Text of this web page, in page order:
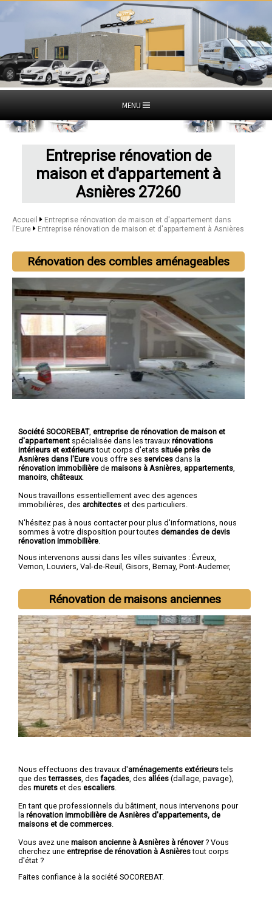
MENU
Entreprise rénovation de
maison et d'appartement à
Asnières 27260
Accueil
Entreprise rénovation de maison et d'appartement dans
l'Eure
Entreprise rénovation de maison et d'appartement à Asnières
Rénovation des combles aménageables
Société SOCOREBAT, entreprise de rénovation de maison et
d'appartement spécialisée dans les travaux rénovations
intérieurs et extérieurstout corps d'etats située près de
Asnières dans l'Eure vous offre ses services dans la
rénovation immobilière de maisons à Asnières appartements
manoirs châteaux.
Nous travaillons essentiellement avec des agences
immobilières, des architectes et des particuliers.
N'hésitez pas à nous contacter pour plus d'informations, nous
sommes à votre disposition pour toutes demandes de devis
rénovation immobilière
Nous intervenons aussi dans les villes suivantes : Évreux,
Vernon, Louviers, Val-de-Reuil , Gisors, Bernay, Pont-Audemer,
Rénovation de maisons anciennes
Nous effectuons des travaux d'aménagements extérieurstels
que desterrasses , des façades , des allées (dallage, pavage),
des murets et des escaliers
En tant que professionnels du bâtiment, nous intervenons pour
la rénovation immobilière de Asnières d'appartements, de
maisons et de commerces
Vous avez une maison ancienne à Asnières à rénover? Vous
cherchez une entreprise de rénovation à Asnièrestout corps
d'état ?
Faites confiance à la société SOCOREBAT.